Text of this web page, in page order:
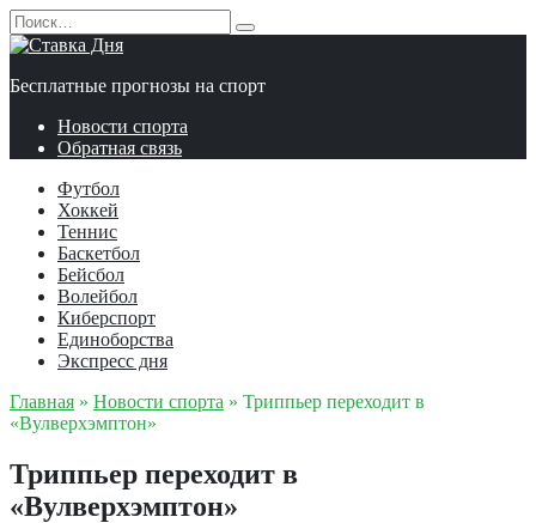
Перейти
к
содержанию
Search
for:
Бесплатные прогнозы на спорт
Новости спорта
Обратная связь
Футбол
Хоккей
Теннис
Баскетбол
Бейсбол
Волейбол
Киберспорт
Единоборства
Экспресс дня
Главная » Новости спорта » Триппьер переходит в
«Вулверхэмптон»
Триппьер переходит в
«Вулверхэмптон»